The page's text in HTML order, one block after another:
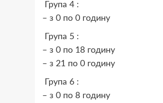
Група 4 :
– з 0 по 0 годину
Група 5 :
– з 0 по 18 годину
– з 21 по 0 годину
Група 6 :
– з 0 по 8 годину